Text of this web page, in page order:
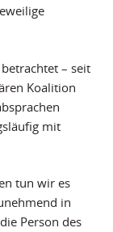
– seit
Koalition
mit
tun wir es
in
Person des